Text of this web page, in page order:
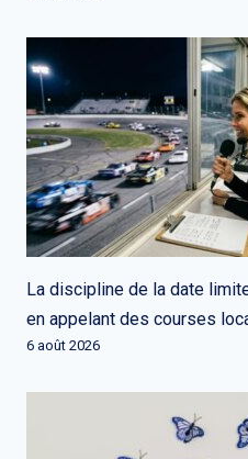
La discipline de la date
en appelant des courses
6 août 2026